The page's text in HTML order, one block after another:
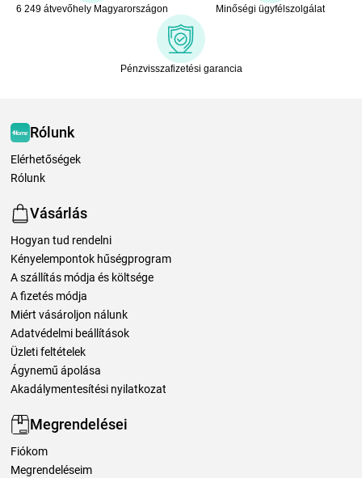
6 249 átvevőhely Magyarországon Minőségi ügyfélszolgálat
Pénzvisszafizetési garancia
Rólunk
Elérhetőségek
Rólunk
Vásárlás
Hogyan tud rendelni
Kényelempontok hűségprogram
A szállítás módja és költsége
A fizetés módja
Miért vásároljon nálunk
Adatvédelmi beállítások
Üzleti feltételek
Ágynemű ápolása
Akadálymentesítési nyilatkozat
Megrendelései
Fiókom
Megrendeléseim